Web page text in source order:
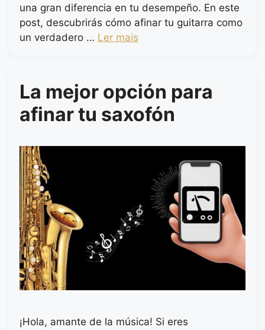
una gran diferencia en tu desempeño. En este
post, descubrirás cómo afinar tu guitarra como
un verdadero … Ler mais
La mejor opción para
afinar tu saxofón
¡Hola, amante de la música! Si eres